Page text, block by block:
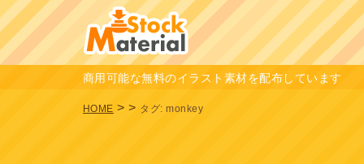
商用可能な無料のイラスト素材を配布しています
HOME >> タグ:monkey